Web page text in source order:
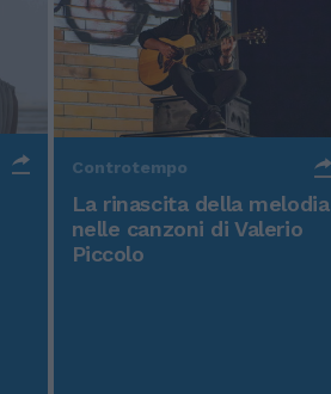
Controtempo
La rinascita della melodia
nelle canzoni di Valerio
Piccolo